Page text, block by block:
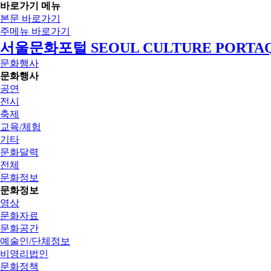
바로가기 메뉴
본문 바로가기
주메뉴 바로가기
서울문화포털 SEOUL CULTURE
문화행사
문화행사
공연
전시
축제
교육/체험
기타
문화달력
전체
문화정보
문화정보
영상
문화자료
문화공간
예술인/단체정보
비영리법인
문화정책